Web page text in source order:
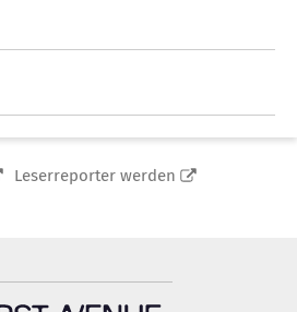
Leserreporter werden